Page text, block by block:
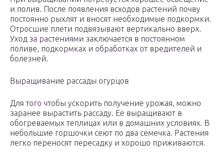
и полив. После появления всходов растений почву
постоянно рыхлят и вносят необходимые подкормки.
Отросшие плети подвязывают вертикально вверх.
Уход за растениями заключается в постоянном
поливе, подкормках и обработках от вредителей и
болезней.
Выращивание рассады огурцов
Для того чтобы ускорить получение урожая, можно
заранее вырастить рассаду. Ее выращивают в
обогреваемых теплицах или в домашних условиях. В
небольшие горшочки сеют по два семечка. Растения
легко переносят пересадку и хорошо приживаются.